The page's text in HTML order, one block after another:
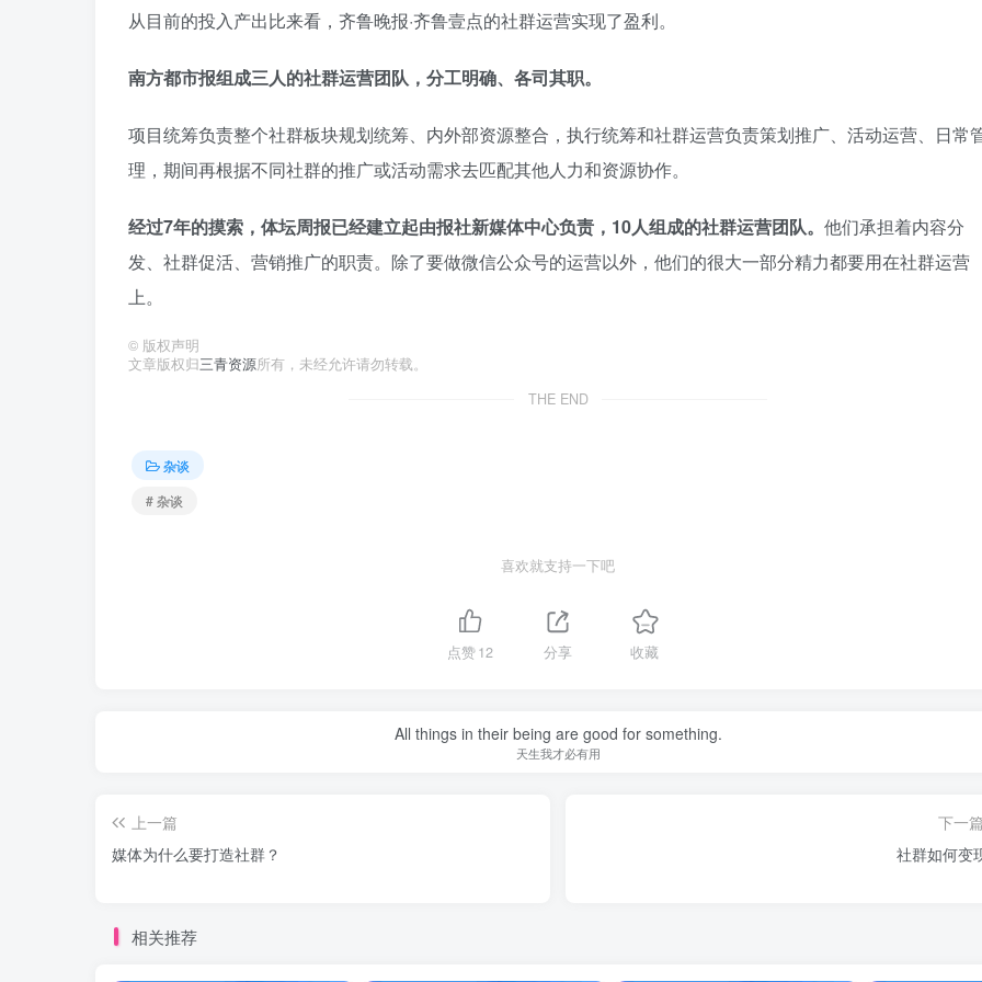
从目前的投入产出比来看，齐鲁晚报·齐鲁壹点的社群运营实现了盈利。
南方都市报组成三人的社群运营团队，分工明确、各司其职。
项目统筹负责整个社群板块规划统筹、内外部资源整合，执行统筹和社群运营负责策划推广、活动运营、日常
理，期间再根据不同社群的推广或活动需求去匹配其他人力和资源协作。
经过7年的摸索，体坛周报已经建立起由报社新媒体中心负责，10人组成的社群运营团队。 他们承担着内容分
发、社群促活、营销推广的职责。除了要做微信公众号的运营以外，他们的很大一部分精力都要用在社群运营
上。
© 版权声明
文章版权归三青资源所有，未经允许请勿转载。
THE END
杂谈
# 杂谈
喜欢就支持一下吧
点赞12 分享 收藏
All things in their being are good for something.
天生我才必有用
上一篇
媒体为什么要打造社群？
下一
社群如何变
相关推荐